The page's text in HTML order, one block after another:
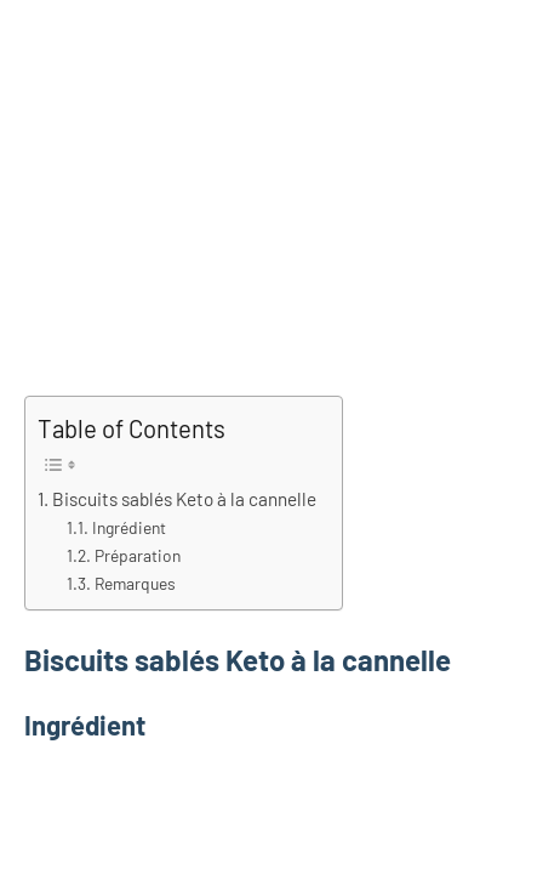
Table of Contents
Biscuits sablés Keto à la cannelle
Ingrédient
Préparation
Remarques
Biscuits sablés Keto à la cannelle
Ingrédient